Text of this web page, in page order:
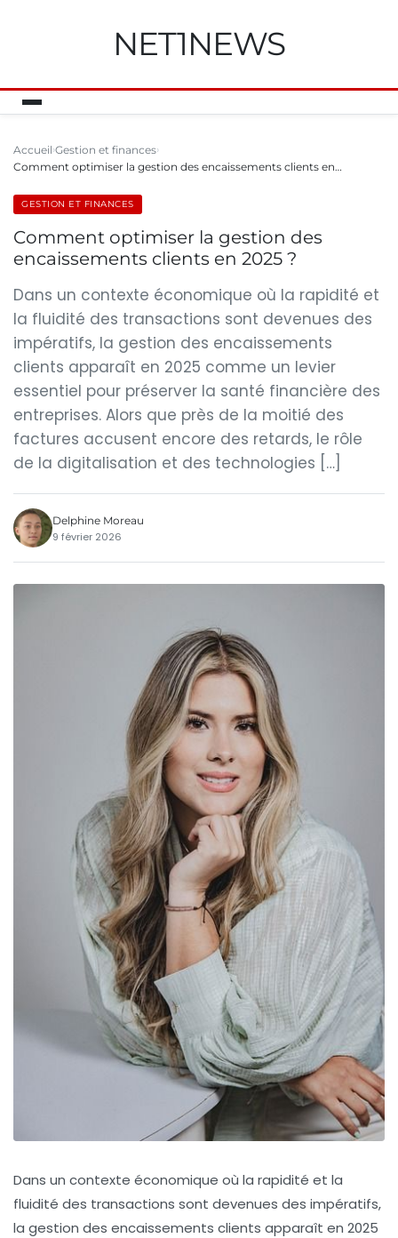
NET1NEWS
Accueil Gestion et finances
Comment optimiser la gestion des encaissements clients en…
GESTION ET FINANCES
Comment optimiser la gestion des
encaissements clients en 2025 ?
Dans un contexte économique où la rapidité et
la fluidité des transactions sont devenues des
impératifs, la gestion des encaissements
clients apparaît en 2025 comme un levier
essentiel pour préserver la santé financière des
entreprises. Alors que près de la moitié des
factures accusent encore des retards, le rôle
de la digitalisation et des technologies […]
Delphine Moreau
9 février 2026
Dans un contexte économique où la rapidité et la
fluidité des transactions sont devenues des impératifs,
la gestion des encaissements clients apparaît en 2025